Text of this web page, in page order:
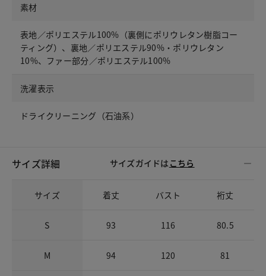
素材
表地／ポリエステル100%（裏側にポリウレタン樹脂コー
ティング）、裏地／ポリエステル90%・ポリウレタン
10%、ファー部分／ポリエステル100%
洗濯表示
ドライクリーニング（石油系）
サイズ詳細 サイズガイドは こちら
サイズ 着丈 バスト 裄丈
S 93 116 80.5
M 94 120 81